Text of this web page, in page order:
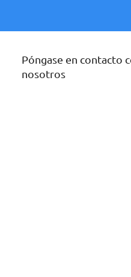
Póngase en contacto
nosotros